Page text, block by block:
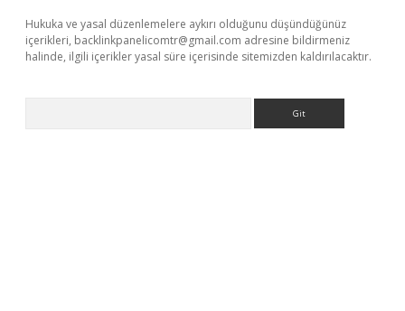
Hukuka ve yasal düzenlemelere aykırı olduğunu düşündüğünüz
içerikleri, backlinkpanelicomtr@gmail.com adresine bildirmeniz
halinde, ilgili içerikler yasal süre içerisinde sitemizden kaldırılacaktır.